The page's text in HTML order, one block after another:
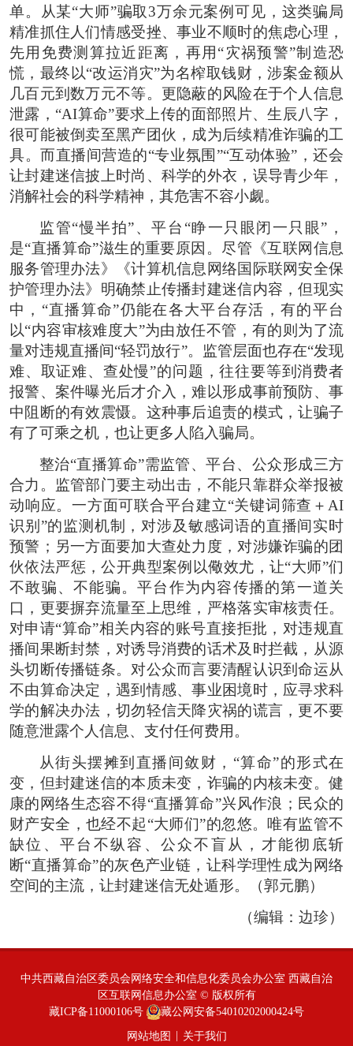
单。从某“大师”骗取3万余元案例可见，这类骗局
精准抓住人们情感受挫、事业不顺时的焦虑心理，
先用免费测算拉近距离，再用“灾祸预警”制造恐
慌，最终以“改运消灾”为名榨取钱财，涉案金额从
几百元到数万元不等。更隐蔽的风险在于个人信息
泄露，“AI算命”要求上传的面部照片、生辰八字，
很可能被倒卖至黑产团伙，成为后续精准诈骗的工
具。而直播间营造的“专业氛围”“互动体验”，还会
让封建迷信披上时尚、科学的外衣，误导青少年，
消解社会的科学精神，其危害不容小觑。
监管“慢半拍”、平台“睁一只眼闭一只眼”，
是“直播算命”滋生的重要原因。尽管《互联网信息
服务管理办法》《计算机信息网络国际联网安全保
护管理办法》明确禁止传播封建迷信内容，但现实
中，“直播算命”仍能在各大平台存活，有的平台
以“内容审核难度大”为由放任不管，有的则为了流
量对违规直播间“轻罚放行”。监管层面也存在“发现
难、取证难、查处慢”的问题，往往要等到消费者
报警、案件曝光后才介入，难以形成事前预防、事
中阻断的有效震慑。这种事后追责的模式，让骗子
有了可乘之机，也让更多人陷入骗局。
整治“直播算命”需监管、平台、公众形成三方
合力。监管部门要主动出击，不能只靠群众举报被
动响应。一方面可联合平台建立“关键词筛查＋AI
识别”的监测机制，对涉及敏感词语的直播间实时
预警；另一方面要加大查处力度，对涉嫌诈骗的团
伙依法严惩，公开典型案例以儆效尤，让“大师”们
不敢骗、不能骗。平台作为内容传播的第一道关
口，更要摒弃流量至上思维，严格落实审核责任。
对申请“算命”相关内容的账号直接拒批，对违规直
播间果断封禁，对诱导消费的话术及时拦截，从源
头切断传播链条。对公众而言要清醒认识到命运从
不由算命决定，遇到情感、事业困境时，应寻求科
学的解决办法，切勿轻信天降灾祸的谎言，更不要
随意泄露个人信息、支付任何费用。
从街头摆摊到直播间敛财，“算命”的形式在
变，但封建迷信的本质未变，诈骗的内核未变。健
康的网络生态容不得“直播算命”兴风作浪；民众的
财产安全，也经不起“大师们”的忽悠。唯有监管不
缺位、平台不纵容、公众不盲从，才能彻底斩
断“直播算命”的灰色产业链，让科学理性成为网络
空间的主流，让封建迷信无处遁形。（郭元鹏）
（编辑：边珍）
中共西藏自治区委员会网络安全和信息化委员会办公室 西藏自治
区互联网信息办公室 © 版权所有
藏ICP备11000106号
藏公网安备54010202000424号
网站地图 关于我们